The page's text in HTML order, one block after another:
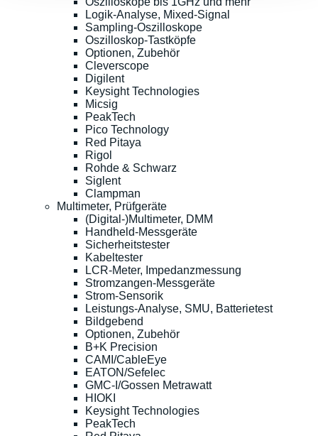
Logik-Analyse, Mixed-Signal
Sampling-Oszilloskope
Oszilloskop-Tastköpfe
Optionen, Zubehör
Cleverscope
Digilent
Keysight Technologies
Micsig
PeakTech
Pico Technology
Red Pitaya
Rigol
Rohde & Schwarz
Siglent
Clampman
Multimeter, Prüfgeräte
(Digital-)Multimeter, DMM
Handheld-Messgeräte
Sicherheitstester
Kabeltester
LCR-Meter, Impedanzmessung
Stromzangen-Messgeräte
Strom-Sensorik
Leistungs-Analyse, SMU, Batterietest
Bildgebend
Optionen, Zubehör
B+K Precision
CAMI/CableEye
EATON/Sefelec
GMC-I/Gossen Metrawatt
HIOKI
Keysight Technologies
PeakTech